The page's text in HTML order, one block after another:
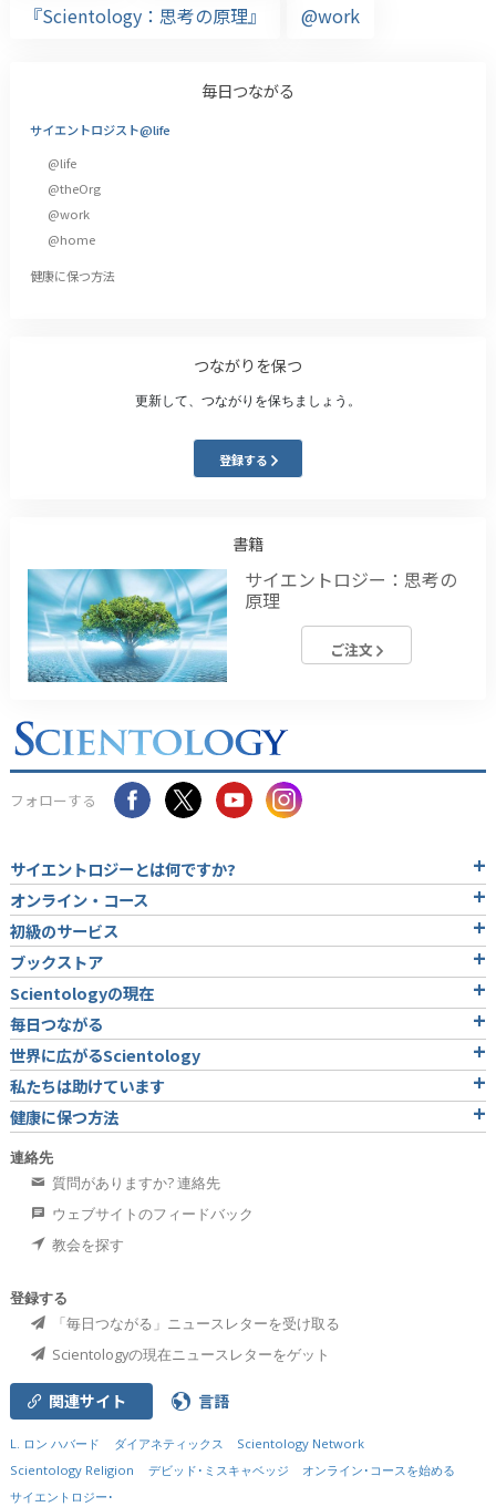
『Scientology：思考の原理』
@work
毎日つながる
サイエントロジスト@life
@life
@theOrg
@work
@home
健康に保つ方法
つながりを保つ
更新して、つながりを保ちましょう。
登録する
書籍
サイエントロジー：思考の
原理
ご注文
フォローする
サイエントロジーとは何ですか?
オンライン・コース
初級のサービス
ブックストア
Scientologyの現在
毎日つながる
世界に広がるScientology
私たちは助けています
健康に保つ方法
連絡先
質問がありますか? 連絡先
ウェブサイトのフィードバック
教会を探す
登録する
「毎日つながる」ニュースレターを受け取る
Scientologyの現在ニュースレターをゲット
関連サイト 言語
L. ロン ハバード ダイアネティックス
Scientology Network
Scientology Religion
デビッド･ミスキャベッジ
オンライン･コースを始める
サイエントロジー･